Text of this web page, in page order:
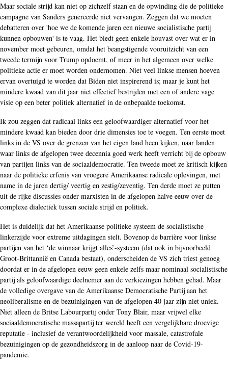
Maar sociale strijd kan niet op zichzelf staan en de opwinding die de politieke
campagne van Sanders genereerde niet vervangen. Zeggen dat we moeten
debatteren over 'hoe we de komende jaren een nieuwe socialistische partij
kunnen opbouwen' is te vaag. Het biedt geen enkele houvast over wat er in
november moet gebeuren, omdat het beangstigende vooruitzicht van een
tweede termijn voor Trump opdoemt, of meer in het algemeen over welke
politieke actie er moet worden ondernomen. Niet veel linkse mensen hoeven
ervan overtuigd te worden dat Biden niet inspirerend is; maar je kunt het
mindere kwaad van dit jaar niet effectief bestrijden met een of andere vage
visie op een beter politiek alternatief in de onbepaalde toekomst.
Ik zou zeggen dat radicaal links een geloofwaardiger alternatief voor het
mindere kwaad kan bieden door drie dimensies toe te voegen. Ten eerste moet
links in de VS over de grenzen van het eigen land heen kijken, naar landen
waar links de afgelopen twee decennia goed werk heeft verricht bij de opbouw
van partijen links van de sociaaldemocratie. Ten tweede moet ze kritisch kijken
naar de politieke erfenis van vroegere Amerikaanse radicale oplevingen, met
name in de jaren dertig/ veertig en zestig/zeventig. Ten derde moet ze putten
uit de rijke discussies onder marxisten in de afgelopen halve eeuw over de
complexe dialectiek tussen sociale strijd en politiek.
Het is duidelijk dat het Amerikaanse politieke systeem de socialistische
linkerzijde voor extreme uitdagingen stelt. Bovenop de barrière voor linkse
partijen van het ‘de winnaar krijgt alles’-systeem (dat ook in bijvoorbeeld
Groot-Brittannië en Canada bestaat), onderscheiden de VS zich triest genoeg
doordat er in de afgelopen eeuw geen enkele zelfs maar nominaal socialistische
partij als geloofwaardige deelnemer aan de verkiezingen hebben gehad. Maar
de volledige overgave van de Amerikaanse Democratische Partij aan het
neoliberalisme en de bezuinigingen van de afgelopen 40 jaar zijn niet uniek.
Niet alleen de Britse Labourpartij onder Tony Blair, maar vrijwel elke
sociaaldemocratische massapartij ter wereld heeft een vergelijkbare droevige
reputatie - inclusief de verantwoordelijkheid voor massale, catastrofale
bezuinigingen op de gezondheidszorg in de aanloop naar de Covid-19-
pandemie.